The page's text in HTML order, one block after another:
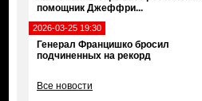
помощник Джеффри...
2026-03-25 19:30
Генерал Францишко бросил
подчиненных на рекорд
Все новости